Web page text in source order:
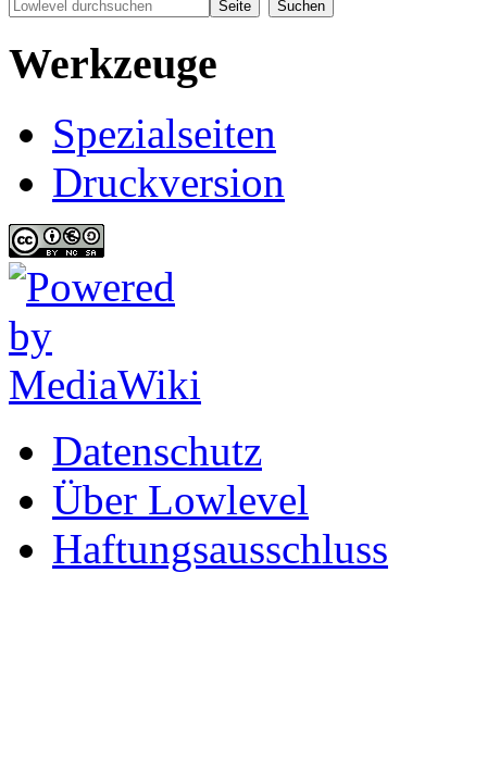
Werkzeuge
Spezialseiten
Druckversion
Datenschutz
Über Lowlevel
Haftungsausschluss